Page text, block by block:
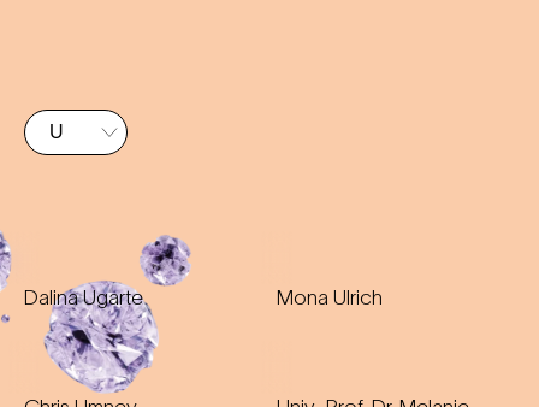
Dalina Ugarte Mona Ulrich